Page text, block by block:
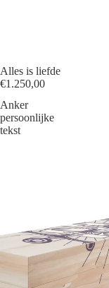
Alles is liefde
€1.250,00
Anker
persoonlijke
tekst